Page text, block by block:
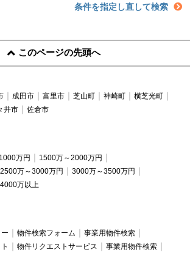
条件を指定し直して検索
このページの先頭へ
成田市 富里市 芝山町 神崎町
横芝光町
井市 佐倉市
万円
1500万～2000万円
2500万～3000万円
3000万～3500万円
4000万以上
物件検索フォーム
事業用物件検索
物件リクエストサービス
事業用物件検索